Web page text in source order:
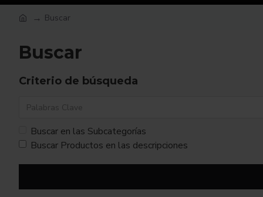
Buscar
Buscar
Criterio de búsqueda
Buscar en las Subcategorías
Buscar Productos en las descripciones